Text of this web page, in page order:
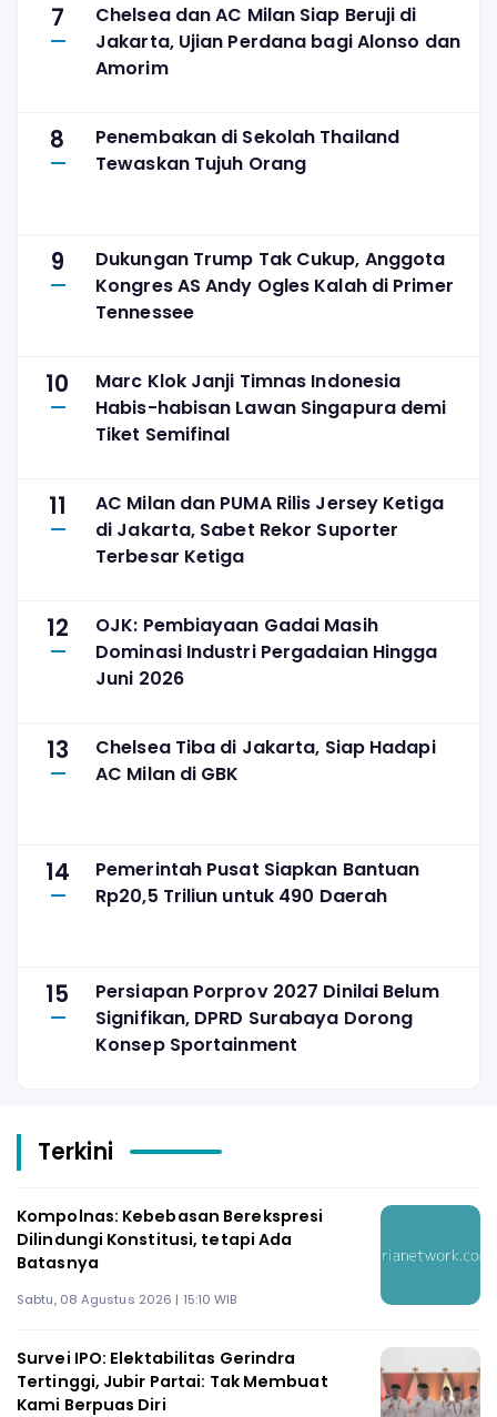
7
Chelsea dan AC Milan Siap Beruji di
Jakarta, Ujian Perdana bagi Alonso dan
Amorim
8
Penembakan di Sekolah Thailand
Tewaskan Tujuh Orang
9
Dukungan Trump Tak Cukup, Anggota
Kongres AS Andy Ogles Kalah di Primer
Tennessee
10
Marc Klok Janji Timnas Indonesia
Habis-habisan Lawan Singapura demi
Tiket Semifinal
11
AC Milan dan PUMA Rilis Jersey Ketiga
di Jakarta, Sabet Rekor Suporter
Terbesar Ketiga
12
OJK: Pembiayaan Gadai Masih
Dominasi Industri Pergadaian Hingga
Juni 2026
13
Chelsea Tiba di Jakarta, Siap Hadapi
AC Milan di GBK
14
Pemerintah Pusat Siapkan Bantuan
Rp20,5 Triliun untuk 490 Daerah
15
Persiapan Porprov 2027 Dinilai Belum
Signifikan, DPRD Surabaya Dorong
Konsep Sportainment
Terkini
Kompolnas: Kebebasan Berekspresi
Dilindungi Konstitusi, tetapi Ada
Batasnya
Sabtu, 08 Agustus 2026 | 15:10 WIB
Survei IPO: Elektabilitas Gerindra
Tertinggi, Jubir Partai: Tak Membuat
Kami Berpuas Diri